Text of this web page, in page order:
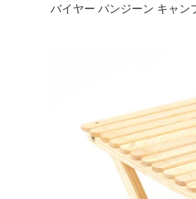
バイヤー パンジーン キャン